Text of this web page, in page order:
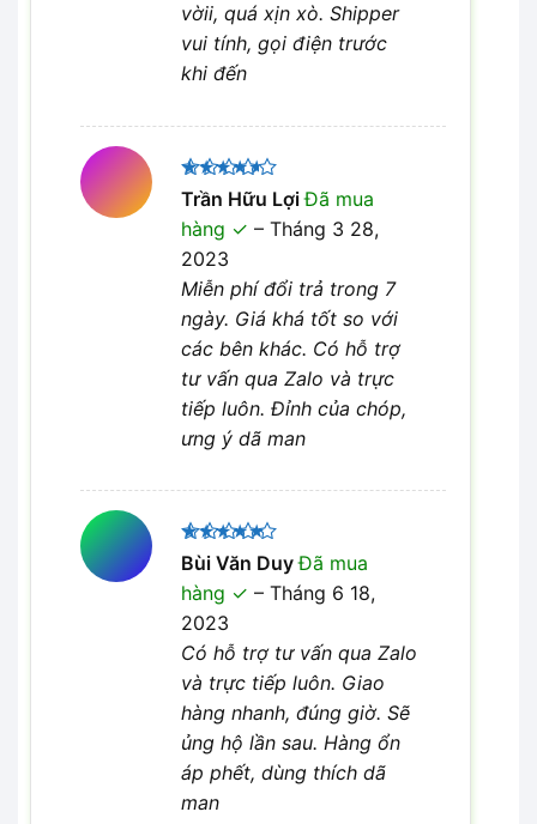
vờii, quá xịn xò. Shipper
vui tính, gọi điện trước
khi đến
Được
xếp hạng
45 sao
Trần Hữu LợiĐã mua
hàng
– Tháng 3 28,
2023
Miễn phí đổi trả trong 7
ngày. Giá khá tốt so với
các bên khác. Có hỗ trợ
tư vấn qua Zalo và trực
tiếp luôn. Đỉnh của chóp,
ưng ý dã man
Được xếp
5
sao
Bùi Văn DuyĐã mua
hàng
– Tháng 6 18,
2023
Có hỗ trợ tư vấn qua Zalo
và trực tiếp luôn. Giao
hàng nhanh, đúng giờ. Sẽ
ủng hộ lần sau. Hàng ổn
áp phết, dùng thích dã
man